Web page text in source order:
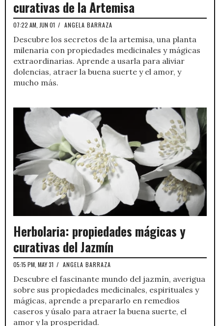
curativas de la Artemisa
07:22 AM, JUN 01 / ANGELA BARRAZA
Descubre los secretos de la artemisa, una planta
milenaria con propiedades medicinales y mágicas
extraordinarias. Aprende a usarla para aliviar
dolencias, atraer la buena suerte y el amor, y
mucho más.
Herbolaria: propiedades mágicas y
curativas del Jazmín
05:15 PM, MAY 31 / ANGELA BARRAZA
Descubre el fascinante mundo del jazmín, averigua
sobre sus propiedades medicinales, espirituales y
mágicas, aprende a prepararlo en remedios
caseros y úsalo para atraer la buena suerte, el
amor y la prosperidad.